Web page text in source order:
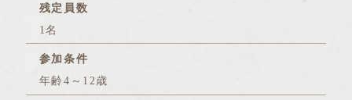
残定員数
1名
参加条件
年齢4～12歳